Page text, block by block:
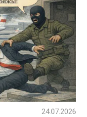
24.07.2026